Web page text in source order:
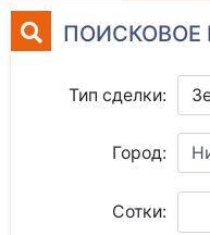
Тип сделки:
Город:
Сотки: